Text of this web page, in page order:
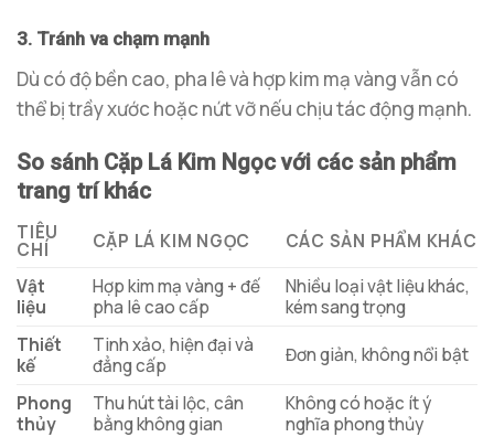
3. Tránh va chạm mạnh
Dù có độ bền cao, pha lê và hợp kim mạ vàng vẫn có
thể bị trầy xước hoặc nứt vỡ nếu chịu tác động mạnh.
So sánh Cặp Lá Kim Ngọc với các sản phẩm
trang trí khác
TIÊU
CHÍ CẶP LÁ KIM NGỌC
CÁC SẢN PHẨM KHÁC
Vật
liệu
Hợp kim mạ vàng + đế
pha lê cao cấp
Nhiều loại vật liệu khác,
kém sang trọng
Thiết
kế
Tinh xảo, hiện đại và
đẳng cấp
Đơn giản, không nổi bật
Phong
thủy
Thu hút tài lộc, cân
bằng không gian
Không có hoặc ít ý
nghĩa phong thủy